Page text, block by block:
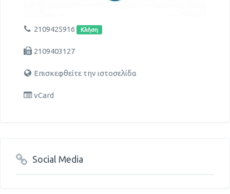
2109425916 Κλήση
2109403127
Επισκεφθείτε την ιστοσελίδα
vCard
Social Media